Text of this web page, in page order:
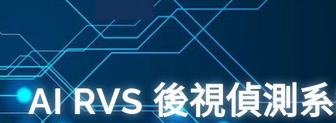
AI RVS 後視偵測